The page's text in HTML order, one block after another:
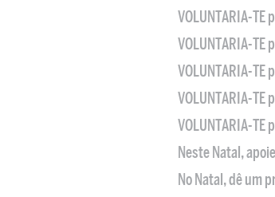
VOLUNTARIA-TE
VOLUNTARIA-TE
VOLUNTARIA-TE
VOLUNTARIA-TE
VOLUNTARIA-TE
Neste Natal,
No Natal, dê um